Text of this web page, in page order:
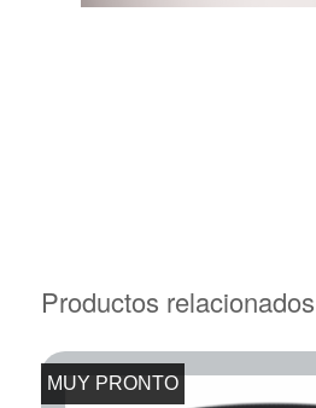
Productos relacionados
MUY PRONTO